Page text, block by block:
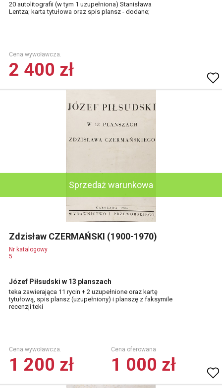
20 autolitografii (w tym 1 uzupełniona) Stanisława
Lentza; karta tytułowa oraz spis plansz - dodane;
Cena wywoławcza.
2 400 zł
Sprzedaż warunkowa
Zdzisław CZERMAŃSKI (1900-1970)
Nr katalogowy
5
Józef Piłsudski w 13 planszach
teka zawierająca 11 rycin + 2 uzupełnione oraz kartę
tytułową, spis plansz (uzupełniony) i planszę z faksymile
recenzji teki
Cena wywoławcza.
1 200 zł
Cena oferowana
1 000 zł